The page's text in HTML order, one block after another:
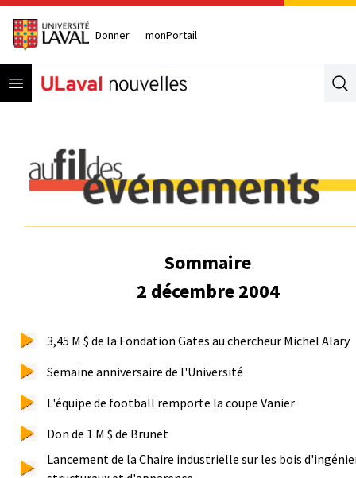
Donner monPortail
Open menu
Sommaire
2 décembre 2004
3,45 M $ de la Fondation Gates au chercheur Michel Alary
Semaine anniversaire de l'Université
L'équipe de football remporte la coupe Vanier
Don de 1 M $ de Brunet
Lancement de la Chaire industrielle sur les bois